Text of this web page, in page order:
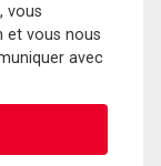
vous
et vous nous
avec